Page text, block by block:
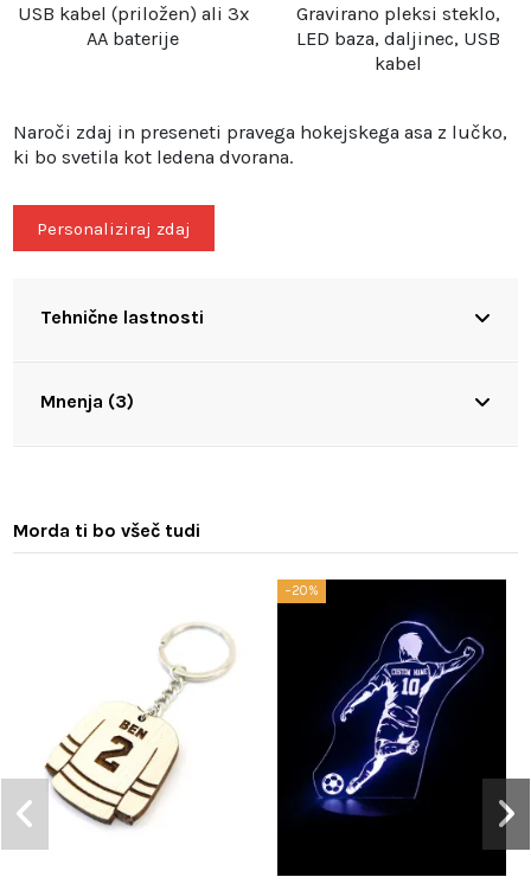
USB kabel (priložen) ali 3x
AA baterije
Gravirano pleksi steklo,
LED baza, daljinec, USB
kabel
Naroči zdaj in preseneti pravega hokejskega asa z lučko,
ki bo svetila kot ledena dvorana.
Personaliziraj zdaj
Tehnične lastnosti
Mnenja (3)
Morda ti bo všeč tudi
−20%